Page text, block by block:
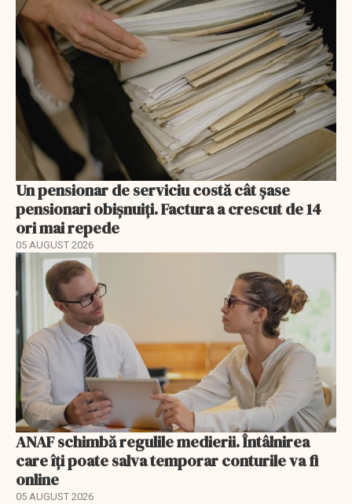
Un pensionar de serviciu costă cât șase
pensionari obișnuiți. Factura a crescut de 14
ori mai repede
05 AUGUST 2026
ANAF schimbă regulile medierii. Întâlnirea
care îți poate salva temporar conturile va fi
online
05 AUGUST 2026